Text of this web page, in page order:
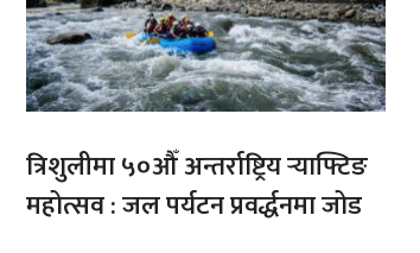
त्रिशुलीमा ५०औँ अन्तर्राष्ट्रिय र्‍याफ्टिङ
महोत्सव : जल पर्यटन प्रवर्द्धनमा जोड